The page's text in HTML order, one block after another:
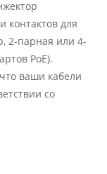
контактов для
2-парная или 4-
PoE).
ваши кабели
со